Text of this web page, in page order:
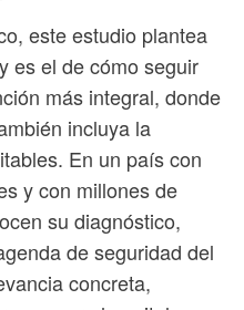
este estudio plantea
es el de cómo seguir
más integral, donde
incluya la
En un país con
y con millones de
su diagnóstico,
de seguridad del
concreta,